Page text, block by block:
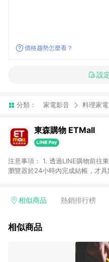
價格趨勢怎麼看？
設
分類： 家電影音 料理家電
東森購物 ETMall
注意事項： 1. 透過LINE購物前往
瀏覽器於24小時內完成結帳，才
單，皆不在點數回饋範圍內。 3.
球嚴選、商城、專案商品、「草莓
回饋。 5. 點數回饋會扣除所有折
實際回饋請依LINE購物通知為主
相似商品 熱銷排行榜
相似商品